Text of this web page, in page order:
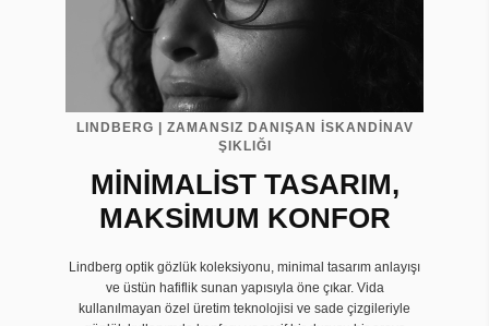
LINDBERG | ZAMANSIZ DANIŞAN İSKANDİNAV
ŞIKLIĞI
MİNİMALİST TASARIM,
MAKSİMUM KONFOR
Lindberg optik gözlük koleksiyonu, minimal tasarım anlayışı
ve üstün hafiflik sunan yapısıyla öne çıkar. Vida
kullanılmayan özel üretim teknolojisi ve sade çizgileriyle